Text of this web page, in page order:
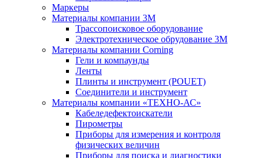
Маркеры
Материалы компании 3М
Трассопоисковое оборудование
Электротехническое обрудование 3М
Материалы компании Corning
Гели и компаунды
Ленты
Плинты и инструмент (POUET)
Соединители и инструмент
Материалы компании «ТЕХНО-АС»
Кабеледефектоискатели
Пирометры
Приборы для измерения и контроля
физических величин
Приборы для поиска и диагностики